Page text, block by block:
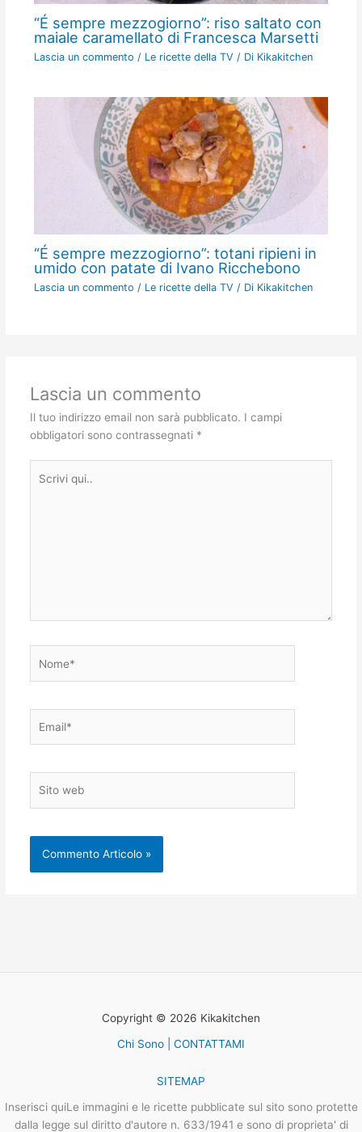
“É sempre mezzogiorno”: riso saltato con
maiale caramellato di Francesca Marsetti
Lascia un commento / Le ricette della TV / Di Kikakitchen
“É sempre mezzogiorno”: totani ripieni in
umido con patate di Ivano Ricchebono
Lascia un commento / Le ricette della TV / Di Kikakitchen
Lascia un commento
Il tuo indirizzo email non sarà pubblicato. I campi
obbligatori sono contrassegnati *
qui..
web
Copyright © 2026 Kikakitchen
Chi Sono | CONTATTAMI
SITEMAP
Inserisci quiLe immagini e le ricette pubblicate sul sito sono protette
dalla legge sul diritto d'autore n. 633/1941 e sono di proprieta' di